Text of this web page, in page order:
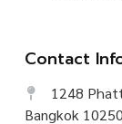
Contact
1248
Bangkok